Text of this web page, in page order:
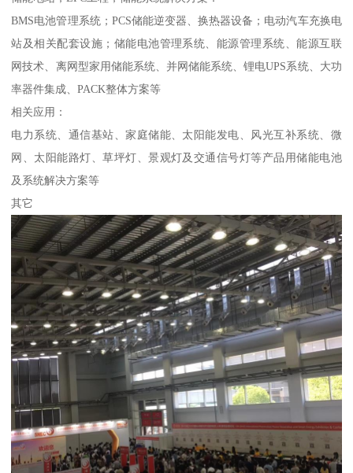
BMS电池管理系统；PCS储能逆变器、换热器设备；电动汽车充换电
站及相关配套设施；储能电池管理系统、能源管理系统、能源互联
网技术、离网型家用储能系统、并网储能系统、锂电UPS系统、大功
率器件集成、PACK整体方案等
相关应用：
电力系统、通信基站、家庭储能、太阳能发电、风光互补系统、微
网、太阳能路灯、草坪灯、景观灯及交通信号灯等产品用储能电池
及系统解决方案等
其它